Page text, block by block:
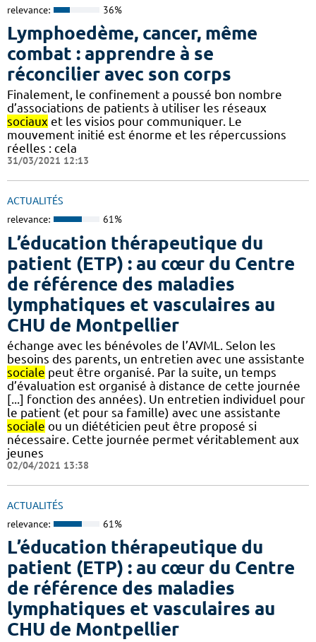
relevance: 36%
Lymphoedème, cancer, même
combat : apprendre à se
réconcilier avec son corps
Finalement, le confinement a poussé bon nombre
d’associations de patients à utiliser les réseaux
sociaux et les visios pour communiquer. Le
mouvement initié est énorme et les répercussions
réelles : cela
31/03/2021 12:13
ACTUALITÉS
relevance: 61%
L’éducation thérapeutique du
patient (ETP) : au cœur du Centre
de référence des maladies
lymphatiques et vasculaires au
CHU de Montpellier
échange avec les bénévoles de l’AVML. Selon les
besoins des parents, un entretien avec une assistante
sociale peut être organisé. Par la suite, un temps
d’évaluation est organisé à distance de cette journée
[...] fonction des années). Un entretien individuel pour
le patient (et pour sa famille) avec une assistante
sociale ou un diététicien peut être proposé si
nécessaire. Cette journée permet véritablement aux
jeunes
02/04/2021 13:38
ACTUALITÉS
relevance: 61%
L’éducation thérapeutique du
patient (ETP) : au cœur du Centre
de référence des maladies
lymphatiques et vasculaires au
CHU de Montpellier